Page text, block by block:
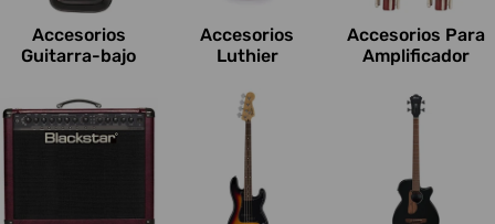
e
s
:
Accesorios
Guitarra-bajo
Accesorios
Luthier
Accesorios Para
Amplificador